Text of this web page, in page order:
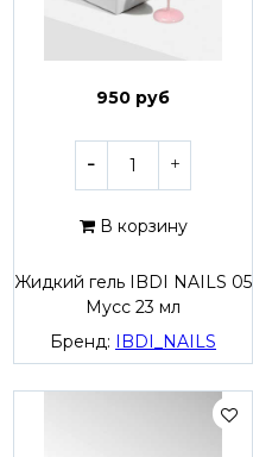
950 руб
В корзину
Жидкий гель IBDI NAILS 05
Мусс 23 мл
Бренд: IBDI_NAILS